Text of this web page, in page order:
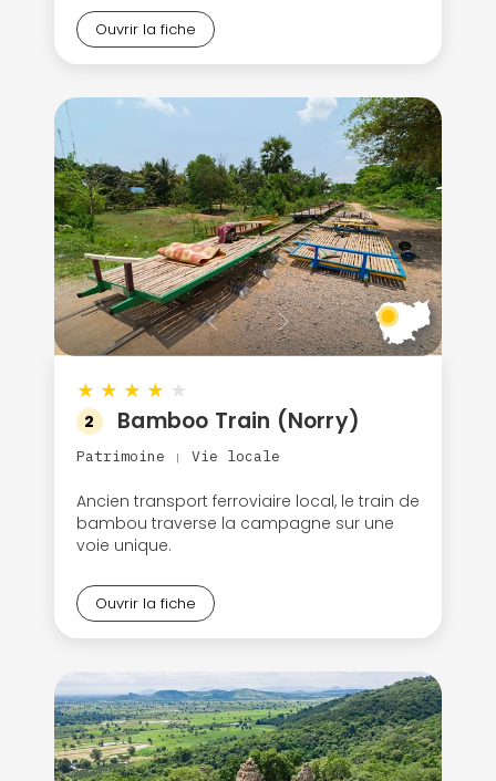
Ouvrir la fiche
★ ★ ★ ★ ★
2 Bamboo Train (Norry)
Patrimoine | Vie locale
Ancien transport ferroviaire local, le train de
bambou traverse la campagne sur une
voie unique.
Ouvrir la fiche